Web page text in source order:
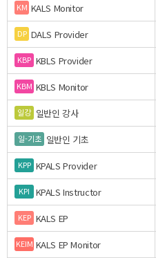
KM KALS Monitor
DP DALS Provider
KBP KBLS Provider
KBM KBLS Monitor
일강 일반인 강사
일-기초 일반인 기초
KPP KPALS Provider
KPI KPALS Instructor
KEP KALS EP
KEIM KALS EP Monitor